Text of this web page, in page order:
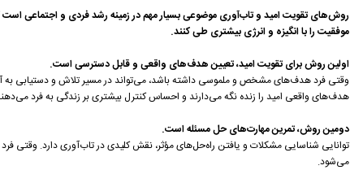
روش‌های تقویت امید و تاب‌آوری موضوعی بسیار مهم در زمینه رشد فردی و اجتماعی است
موفقیت را با انگیزه و انرژی بیشتری طی کنند.
اولین روش برای تقویت امید، تعیین هدف‌های واقعی و قابل دسترسی است.
وقتی فرد هدف‌های مشخص و ملموسی داشته باشد، می‌تواند در مسیر تلاش و دستیابی
هدف‌های واقعی امید را زنده نگه می‌دارند و احساس کنترل بیشتری بر زندگی به فرد
دومین روش، تمرین مهارت‌های حل مسئله است.
توانایی شناسایی مشکلات و یافتن راه‌حل‌های مؤثر، نقش کلیدی در تاب‌آوری دارد. وقتی
می‌شود.